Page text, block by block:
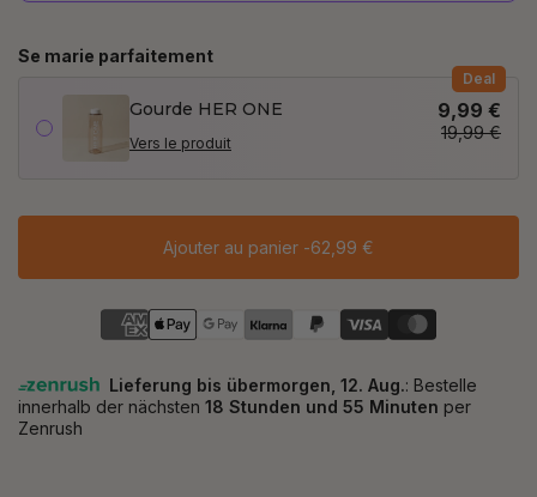
Se marie parfaitement
Deal
Gourde HER ONE
19,99 €
9,99 €
Vers le produit
Ajouter au panier -62,99 €